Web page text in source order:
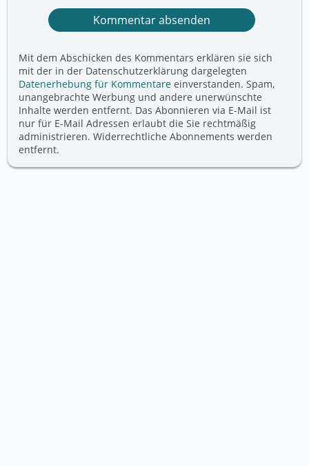
Mit dem Abschicken des Kommentars erklären sie sich
mit der in der Datenschutzerklärung dargelegten
Datenerhebung für Kommentare einverstanden. Spam,
unangebrachte Werbung und andere unerwünschte
Inhalte werden entfernt. Das Abonnieren via E-Mail ist
nur für E-Mail Adressen erlaubt die Sie rechtmäßig
administrieren. Widerrechtliche Abonnements werden
entfernt.